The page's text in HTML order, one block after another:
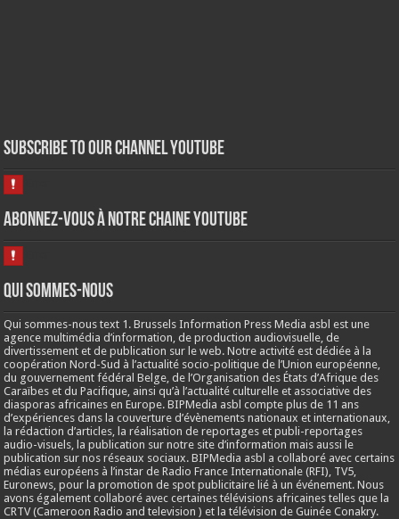
Subscribe to our Channel Youtube
Abonnez-vous à notre chaine Youtube
Qui sommes-nous
Qui sommes-nous text 1. Brussels Information Press Media asbl est une
agence multimédia d’information, de production audiovisuelle, de
divertissement et de publication sur le web. Notre activité est dédiée à la
coopération Nord-Sud à l’actualité socio-politique de l’Union européenne,
du gouvernement fédéral Belge, de l’Organisation des États d’Afrique des
Caraïbes et du Pacifique, ainsi qu’à l’actualité culturelle et associative des
diasporas africaines en Europe. BIPMedia asbl compte plus de 11 ans
d’expériences dans la couverture d’évènements nationaux et internationaux,
la rédaction d’articles, la réalisation de reportages et publi-reportages
audio-visuels, la publication sur notre site d’information mais aussi le
publication sur nos réseaux sociaux. BIPMedia asbl a collaboré avec certains
médias européens à l’instar de Radio France Internationale (RFI), TV5,
Euronews, pour la promotion de spot publicitaire lié à un événement. Nous
avons également collaboré avec certaines télévisions africaines telles que la
CRTV (Cameroon Radio and television ) et la télévision de Guinée Conakry.